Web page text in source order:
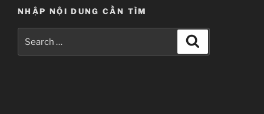
Aidoru
NHẬP NỘI DUNG CẦN TÌM
for: